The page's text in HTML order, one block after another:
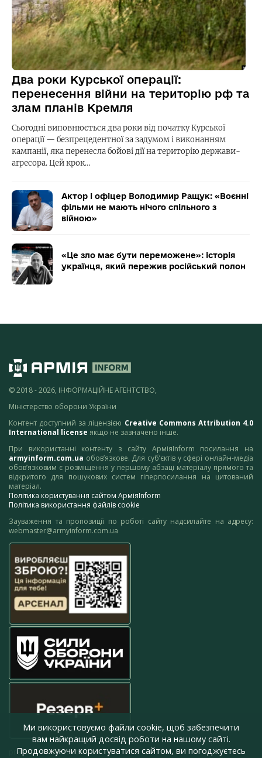
Два роки Курської операції:
перенесення війни на територію рф та
злам планів Кремля
Сьогодні виповнюється два роки від початку Курської
операції — безпрецедентної за задумом і виконанням
кампанії, яка перенесла бойові дії на територію держави-
агресора. Цей крок…
Актор і офіцер Володимир Ращук: «Воєнні
фільми не мають нічого спільного з
війною»
«Це зло має бути переможене»: історія
українця, який пережив російський полон
© 2018 - 2026, ІНФОРМАЦІЙНЕ АГЕНТСТВО,
Міністерство оборони України
Контент доступний за ліцензією Creative Commons Attribution 4.0
International license якщо не зазначено інше.
При використанні контенту з сайту АрміяInform посилання на
armyinform.com.ua обов’язкове. Для суб’єктів у сфері онлайн-медіа
обов’язковим є розміщення у першому абзаці матеріалу прямого та
відкритого для пошукових систем гіперпосилання на цитований
матеріал.
Політика користування сайтом АрміяInform
Політика використання файлів cookie
Зауваження та пропозиції по роботі сайту надсилайте на адресу:
webmaster@armyinform.com.ua
press@armyinform.com.ua
Ми використовуємо файли cookie, щоб забезпечити
вам найкращий досвід роботи на нашому сайті.
Продовжуючи користуватися сайтом, ви погоджуєтесь